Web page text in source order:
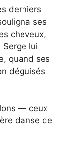
derniers
ses
cheveux,
Serge lui
quand ses
déguisés
— ceux
danse de